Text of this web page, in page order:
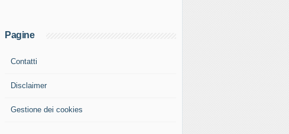
Pagine
Contatti
Disclaimer
Gestione dei cookies